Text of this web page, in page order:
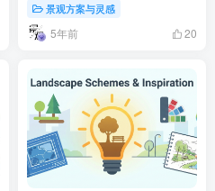
景观方案与灵感
5年前 20